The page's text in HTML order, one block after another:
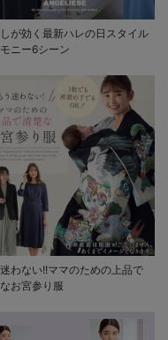
が効く最新ハレの日スタイル
ニー6シーン
わない!!ママのための上品で
お宮参り服